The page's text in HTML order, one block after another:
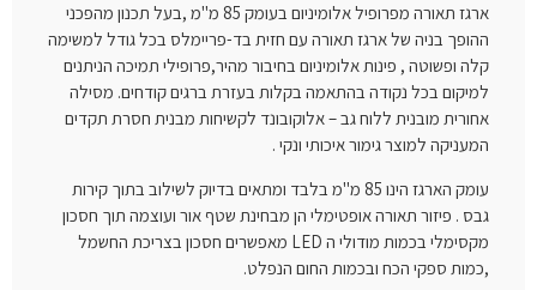
ארגז תאורה מפרופיל אלומיניום בעומק 85 מ"מ ,בעל תכנון מהפכני
ההופך בניה של ארגז תאורה עם חזית בד-פריימלס בכל גודל למשימה
קלה ופשוטה , פינות אלומיניום בחיבור מהיר,פרופילי תמיכה הניתנים
למיקום בכל נקודה בהתאמה בקלות בעזרת ברגים קודחים. מסילה
אחורית מובנית ללוח גב – אלוקובונד לקשיחות מבנית חסרת תקדים
המעניקה למוצר גימור איכותי ונקי .
עומק הארגז הינו 85 מ"מ בלבד ומתאים בדיוק לשילוב בתוך קירות
גבס . פיזור תאורה אופטימלי הן מבחינת שטף אור ועוצמה תוך חסכון
מקסימלי בכמות מודולי ה LED מאפשרים חסכון בצריכת החשמל
,כמות ספקי הכח ובכמות החום הנפלט.